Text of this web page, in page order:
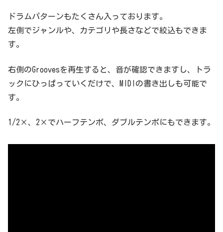
ドラムパターンもたくさん入っております。
左側でジャンルや、カテゴリや長さなどで絞込もできま
す。
右側のGroovesを再生すると、音が確認できますし、トラ
ックにひっぱっていくだけで、MIDIの書き出しも可能で
す。
1/2×、2×でハーフテンポ、ダブルテンポにもできます。